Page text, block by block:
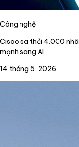
Công nghệ
Cisco sa thải 4.000
mạnh sang AI
14 tháng 5, 2026